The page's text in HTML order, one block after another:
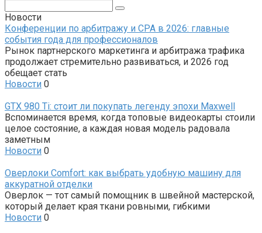
Новости
Конференции по арбитражу и CPA в 2026: главные
события года для профессионалов
Рынок партнерского маркетинга и арбитража трафика
продолжает стремительно развиваться, и 2026 год
обещает стать
Новости 0
GTX 980 Ti: стоит ли покупать легенду эпохи Maxwell
Вспоминается время, когда топовые видеокарты стоили
целое состояние, а каждая новая модель радовала
заметным
Новости 0
Оверлоки Comfort: как выбрать удобную машину для
аккуратной отделки
Оверлок — тот самый помощник в швейной мастерской,
который делает края ткани ровными, гибкими
Новости 0